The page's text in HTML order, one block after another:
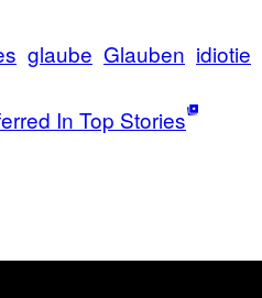
glaube Glauben idiotie
In Top Stories